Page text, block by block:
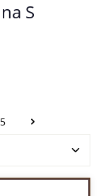
S
Seite
5